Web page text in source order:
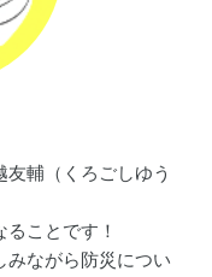
勤務
輔（くろごしゆう
ことです！
みながら防災につい